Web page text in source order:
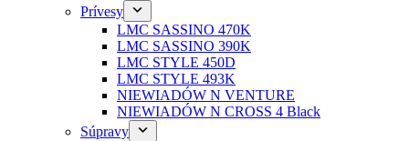
Prívesy
LMC SASSINO 470K
LMC SASSINO 390K
LMC STYLE 450D
LMC STYLE 493K
NIEWIADÓW N VENTURE
NIEWIADÓW N CROSS 4 Black
Súpravy